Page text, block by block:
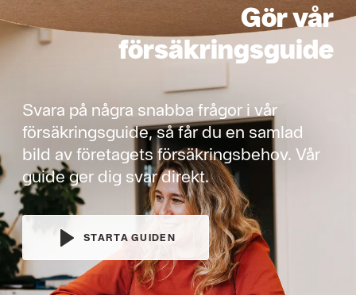
Gör vår
försäkringsguide
Svara på några snabba frågor i vår
försäkringsguide, så får du en samlad
bild av företagets försäkringsbehov. Vår
guide ger dig svar direkt.
STARTA GUIDEN